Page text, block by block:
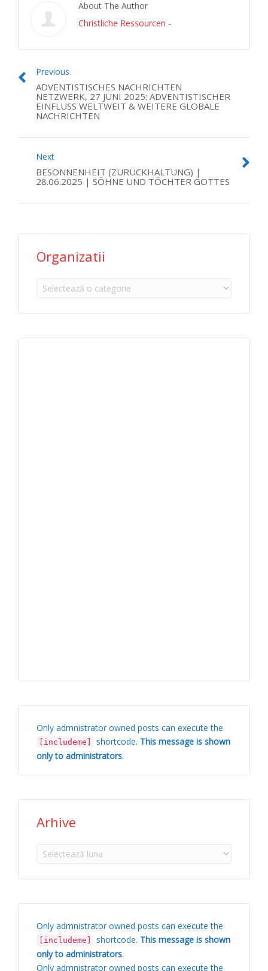
About The Author
Christliche Ressourcen -
Previous
ADVENTISTISCHES NACHRICHTEN
NETZWERK, 27 JUNI 2025: ADVENTISTISCHER
EINFLUSS WELTWEIT & WEITERE GLOBALE
NACHRICHTEN
Next
BESONNENHEIT (ZURÜCKHALTUNG) |
28.06.2025 | SÖHNE UND TÖCHTER GOTTES
Organizatii
Organizatii
Only admnistrator owned posts can execute the
[includeme] shortcode. This message is shown
only to administrators.
Arhive
Arhive
Only admnistrator owned posts can execute the
[includeme] shortcode. This message is shown
only to administrators.
Only admnistrator owned posts can execute the